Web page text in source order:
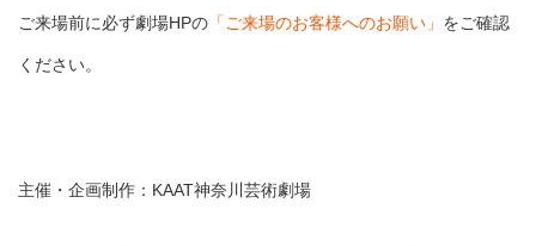
ご来場前に必ず劇場HPの 「ご来場のお客様へのお願い」 をご確認
ください。
主催・企画制作：KAAT神奈川芸術劇場